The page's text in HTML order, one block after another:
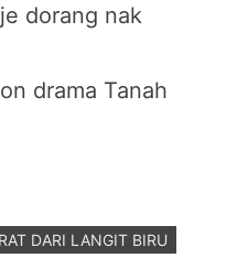
dorang nak
drama Tanah
DARI LANGIT BIRU